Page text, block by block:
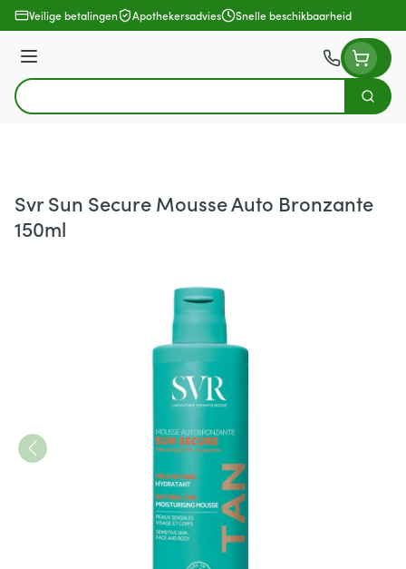
Ga naar de inhoud
Veilige betalingen Apothekersadvies Snelle beschikbaarheid
Menu
Product, merk, categorie...
Zoek
Svr Sun Secure Mousse Auto Bronzante
150ml